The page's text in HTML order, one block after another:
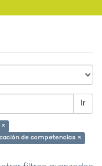
Ir
de competencias ×